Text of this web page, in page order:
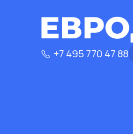
+7 495 770 47 88